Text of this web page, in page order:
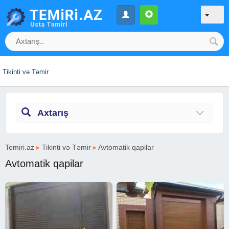
Tikinti və Təmir
Axtarış
Temiri.az ▸ Tikinti və Təmir ▸Avtomatik qapilar
Avtomatik qapilar